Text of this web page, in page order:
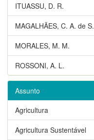
ITUASSU, D. R.
MAGALHÃES, C. A. de S.
MORALES, M. M.
ROSSONI, A. L.
Assunto
Agricultura
Agricultura Sustentável